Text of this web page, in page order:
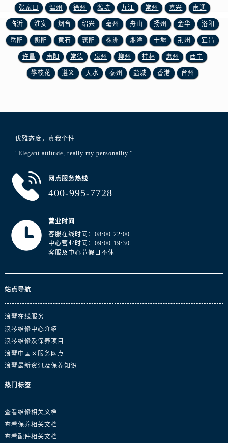
山东省莱芜市文化南路8号银座商城名表维修一楼名表维修浪琴售后服务中心（需提前预约）
山东省临沂市兰山区解放路浪琴售后服务中心（需提前预约）
山东省日照市东港区烟台路浪琴售后服务中心（需提前预约）
山东省泰安市泰山区财源街道泰山大街浪琴售后服务中心（需提前预约）
山东省威海市环翠区新威海路89号振华商厦一楼名表维修浪琴售后服务中心（需提前预约）
澳门特别行政区大堂区议事亭前地（新马路）浪琴售后服务中心（需提前预约）
澳门特别行政区花地玛堂区关闸广场浪琴售后服务中心（需提前预约）
张家口 温州 徐州 潍坊 九江 常州 嘉兴 南通
临沂 淮安 烟台 绍兴 亳州 舟山 扬州 金华 洛阳
岳阳 衡阳 黄石 襄阳 株洲 湘潭 十堰 荆州 宜昌
许昌 南阳 常德 泉州 柳州 桂林 惠州 西宁
攀枝花 遵义 天水 泰州 盐城 香港 台州
优雅态度，真我个性
"Elegant attitude, really my personality.”
网点服务热线
400-995-7728
营业时间
客服在线时间：08:00-22:00
中心营业时间：09:00-19:30
客服及中心节假日不休
站点导航
浪琴在线服务
浪琴维修中心介绍
浪琴维修及保养项目
浪琴中国区服务网点
浪琴最新资讯及保养知识
热门标签
查看维修相关文档
查看保养相关文档
查看配件相关文档